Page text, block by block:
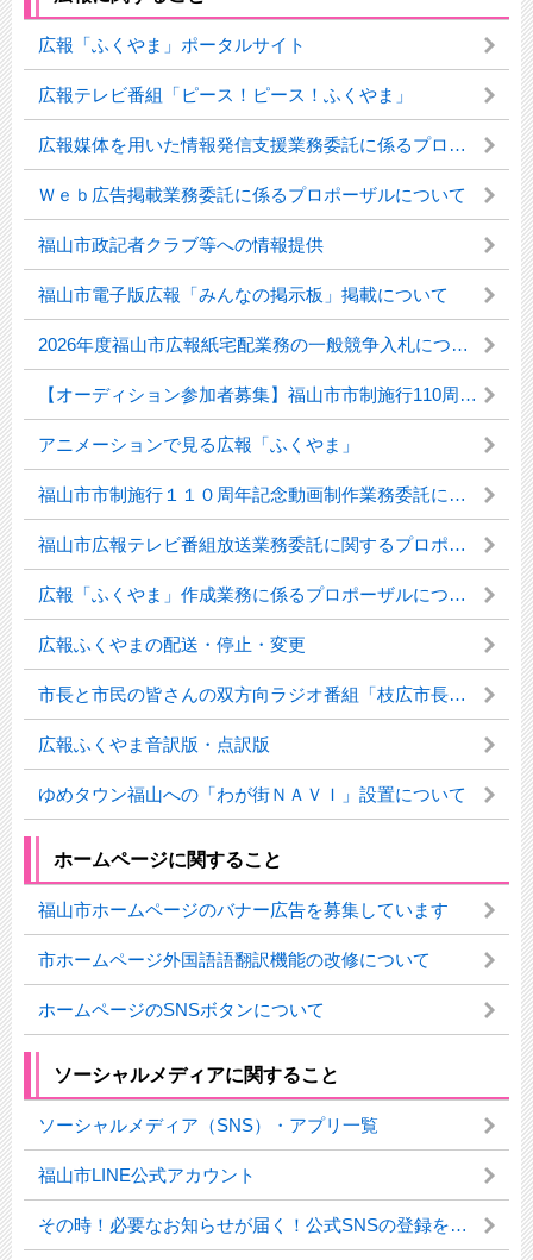
広報「ふくやま」ポータルサイト
広報テレビ番組「ピース！ピース！ふくやま」
広報媒体を用いた情報発信支援業務委託に係るプロポーザルについて
Ｗｅｂ広告掲載業務委託に係るプロポーザルについて
福山市政記者クラブ等への情報提供
福山市電子版広報「みんなの掲示板」掲載について
2026年度福山市広報紙宅配業務の一般競争入札について
【オーディション参加者募集】福山市市制施行110周年記念動画に出演しませんか
アニメーションで見る広報「ふくやま」
福山市市制施行１１０周年記念動画制作業務委託に係るプロポーザルについて
福山市広報テレビ番組放送業務委託に関するプロポーザルについて
広報「ふくやま」作成業務に係るプロポーザルについて
広報ふくやまの配送・停止・変更
市長と市民の皆さんの双方向ラジオ番組「枝広市長のほっと福山」
広報ふくやま音訳版・点訳版
ゆめタウン福山への「わが街ＮＡＶＩ」設置について
ホームページに関すること
福山市ホームページのバナー広告を募集しています
市ホームページ外国語語翻訳機能の改修について
ホームページのSNSボタンについて
ソーシャルメディアに関すること
ソーシャルメディア（SNS）・アプリ一覧
福山市LINE公式アカウント
その時！必要なお知らせが届く！公式SNSの登録をお忘れなく